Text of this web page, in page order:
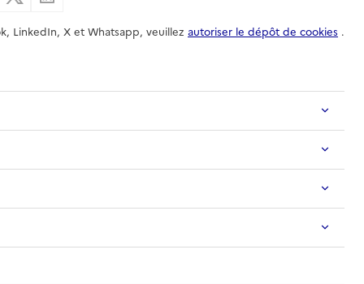
LinkedIn, X et Whatsapp, veuillez autoriser le dépôt de cookies .